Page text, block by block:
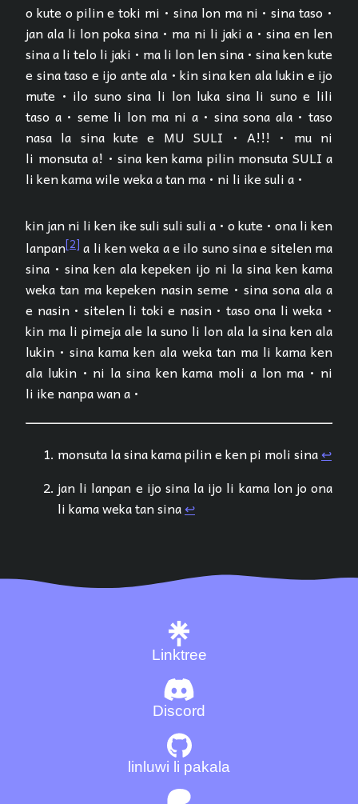
o kute o pilin e toki mi • sina lon ma ni • sina taso •
jan ala li lon poka sina • ma ni li jaki a • sina en len
sina a li telo li jaki • ma li lon len sina • sina ken kute
e sina taso e ijo ante ala • kin sina ken ala lukin e ijo
mute • ilo suno sina li lon luka sina li suno e lili
taso a • seme li lon ma ni a • sina sona ala • taso
nasa la sina kute e MU SULI • A!!! • mu ni
li monsuta a! • sina ken kama pilin monsuta SULI a
li ken kama wile weka a tan ma • ni li ike suli a •
kin jan ni li ken ike suli suli suli a • o kute • ona li ken
lanpan[2] a li ken weka a e ilo suno sina e sitelen ma
sina • sina ken ala kepeken ijo ni la sina ken kama
weka tan ma kepeken nasin seme • sina sona ala a
e nasin • sitelen li toki e nasin • taso ona li weka •
kin ma li pimeja ale la suno li lon ala la sina ken ala
lukin • sina kama ken ala weka tan ma li kama ken
ala lukin • ni la sina ken kama moli a lon ma • ni
li ike nanpa wan a •
monsuta la sina kama pilin e ken pi moli sina↩︎
jan li lanpan e ijo sina la ijo li kama lon jo ona
li kama weka tan sina↩︎
Discord
Linktree
linluwi li pakala